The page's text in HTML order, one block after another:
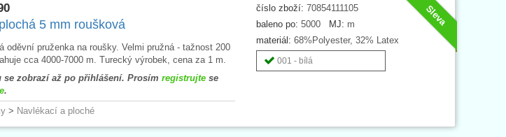
Sleva
číslo zboží: 70854111105
baleno po: 5000 MJ: m
materiál: 68%Polyester, 32% Latex
001 - bílá
5 mm roušková
oděvní pruženka na roušky. Velmi pružná - tažnost 200
cca 4000-7000 m. Turecký výrobek, cena za 1 m.
se zobrazí až po přihlášení. Prosím registrujtese
.
> Navlékací a ploché